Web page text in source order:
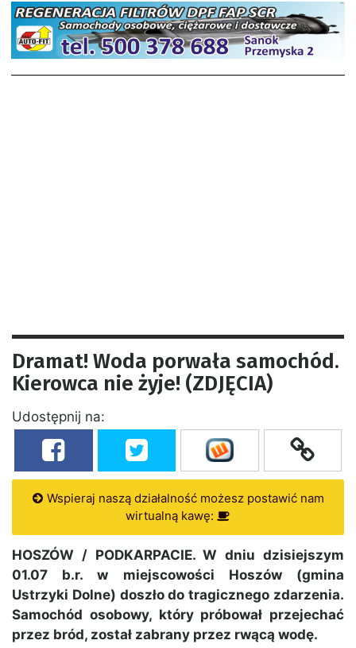
Dramat! Woda porwała samochód.
Kierowca nie żyje! (ZDJĘCIA)
Udostępnij na:
Wspieraj naszą działalność możesz postawić nam
wirtualną kawę:
HOSZÓW / PODKARPACIE. W dniu dzisiejszym
01.07 b.r. w miejscowości Hoszów (gmina
Ustrzyki Dolne) doszło do tragicznego zdarzenia.
Samochód osobowy, który próbował przejechać
przez bród, został zabrany przez rwącą wodę.